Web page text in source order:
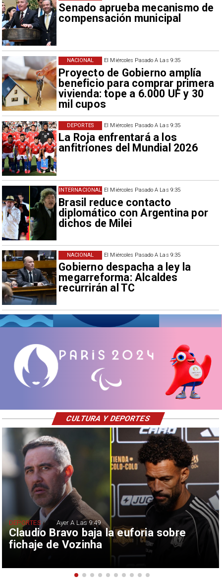
Senado aprueba mecanismo de
compensación municipal
El Miércoles Pasado A Las 9:35
Proyecto de Gobierno amplía
beneficio para comprar primera
vivienda: tope a 6.000 UF y 30
mil cupos
NACIONAL
El Miércoles Pasado A Las 9:35
La Roja enfrentará a los
anfitriones del Mundial 2026
DEPORTES
El Miércoles Pasado A Las 9:35
Brasil reduce contacto
diplomático con Argentina por
dichos de Milei
INTERNACIONAL
El Miércoles Pasado A Las 9:35
Gobierno despacha a ley la
megarreforma: Alcaldes
recurrirán al TC
NACIONAL
Claudio Bravo baja la euforia sobre
fichaje de Vozinha
DEPORTES Ayer A Las 9:49
CULTURA Y DEPORTES